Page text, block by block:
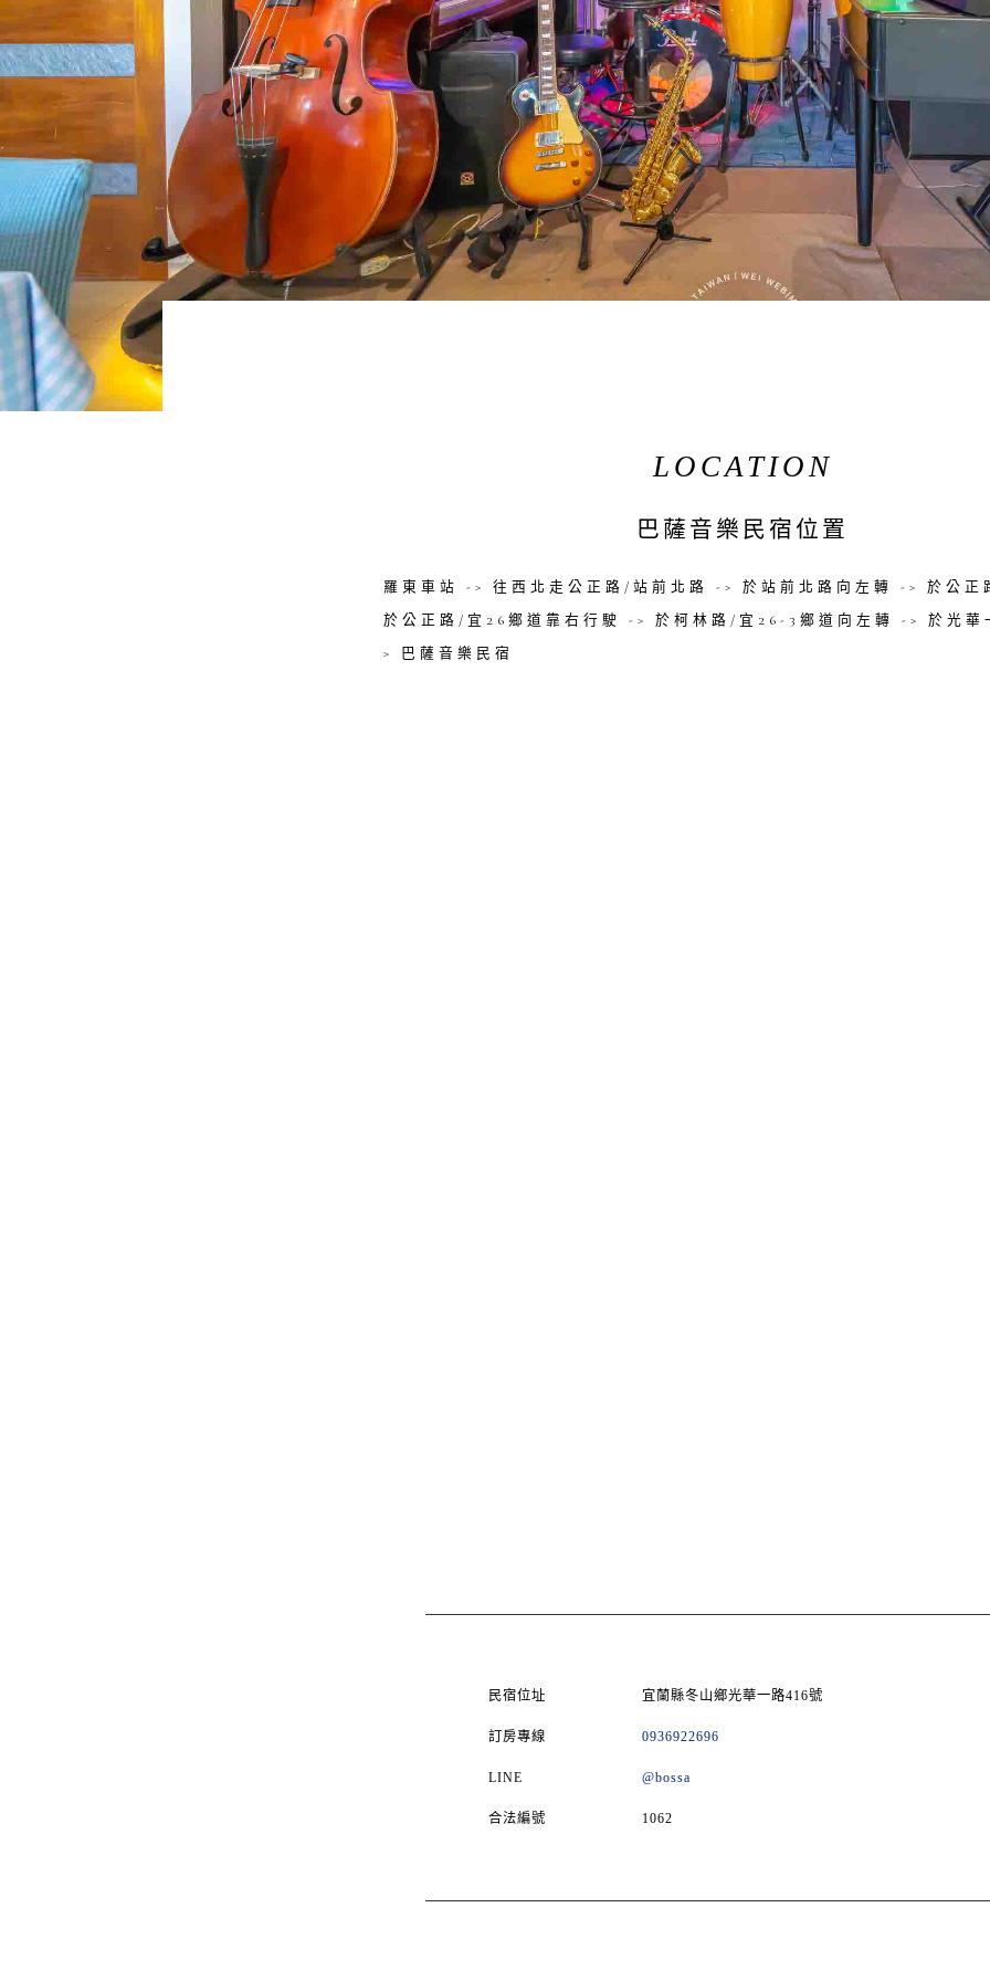
LOCATION
巴薩音樂民宿位置
羅東車站 -> 往西北走公正路/站前北路 -> 於站前北路向左轉 -> 於公正
於公正路/宜26鄉道靠右行駛 -> 於柯林路/宜26-3鄉道向左轉 -> 於光華
> 巴薩音樂民宿
民宿位址 宜蘭縣冬山鄉光華一路416號
訂房專線 0936922696
LINE @bossa
合法編號 1062